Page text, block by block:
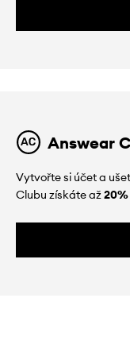
Answear
Vytvořte si účet a
Clubu získáte až20%